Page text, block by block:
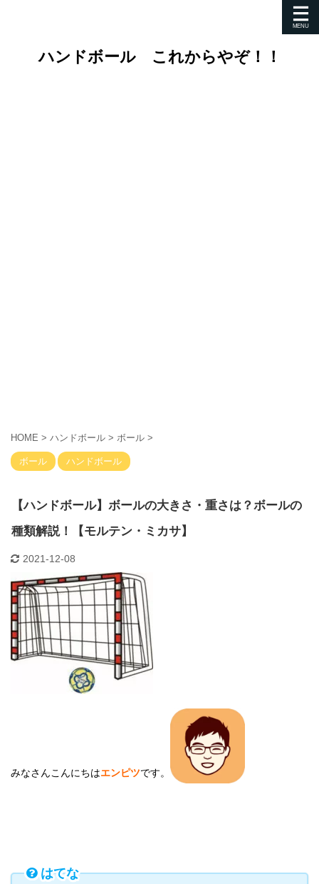
ハンドボール これからやぞ！！
HOME > ハンドボール > ボール >
ボール ハンドボール
【ハンドボール】ボールの大きさ・重さは？ボールの
種類解説！【モルテン・ミカサ】
2021-12-08
みなさんこんにちはエンピツです。
はてな